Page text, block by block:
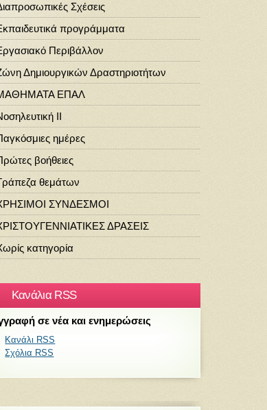
Σχέσεις
προγράμματα
Περιβάλλον
Δημιουργικών Δραστηριοτήτων
ΕΠΑΛ
ΙΙ
ημέρες
βοήθειες
θεμάτων
ΣΥΝΔΕΣΜΟΙ
ΔΡΑΣΕΙΣ
κατηγορία
Κανάλια RSS
σε νέα και ενημερώσεις
Κανάλι RSS
Σχόλια RSS